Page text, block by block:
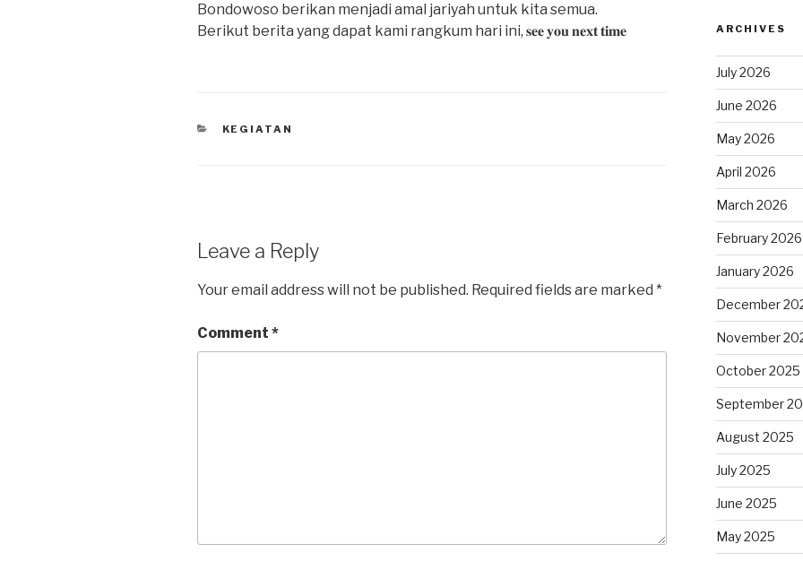
Bondowoso berikan menjadi amal jariyah untuk kita semua.
Berikut berita yang dapat kami rangkum hari ini, 𝐬𝐞𝐞 𝐲𝐨𝐮 𝐧𝐞𝐱𝐭 𝐭𝐢𝐦𝐞
KEGIATAN
Leave a Reply
Your email address will not be published. Required fields are marked *
Comment *
ARCHIVES
July 2026
June 2026
May 2026
April 2026
March 2026
February 2026
January 2026
December
November
October 2025
September
August 2025
July 2025
June 2025
May 2025